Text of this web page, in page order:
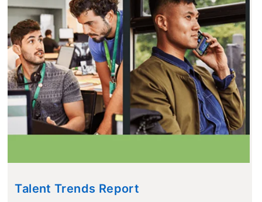
Talent Trends Report